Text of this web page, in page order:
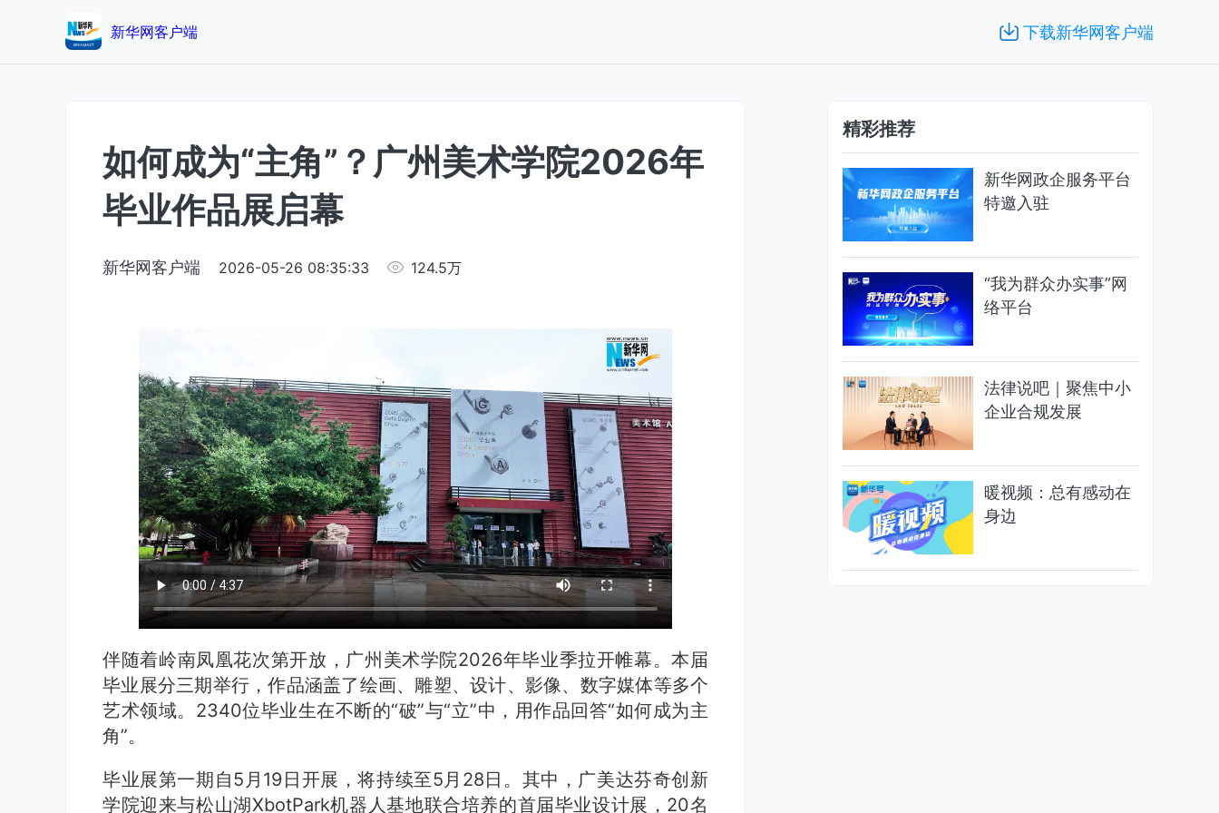
新华网客户端 下载新华网客户端
如何成为“主角”？广州美术学院2026年
毕业作品展启幕
新华网客户端 2026-05-26 08:35:33 124.5万
伴随着岭南凤凰花次第开放，广州美术学院2026年毕业季拉开帷幕。本届
毕业展分三期举行，作品涵盖了绘画、雕塑、设计、影像、数字媒体等多个
艺术领域。2340位毕业生在不断的“破”与“立”中，用作品回答“如何成为主
角”。
毕业展第一期自5月19日开展，将持续至5月28日。其中，广美达芬奇创新
学院迎来与松山湖XbotPark机器人基地联合培养的首届毕业设计展，20名
精彩推荐
新华网政企服务平台
特邀入驻
“我为群众办实事”网
络平台
法律说吧｜聚焦中小
企业合规发展
暖视频：总有感动在
身边